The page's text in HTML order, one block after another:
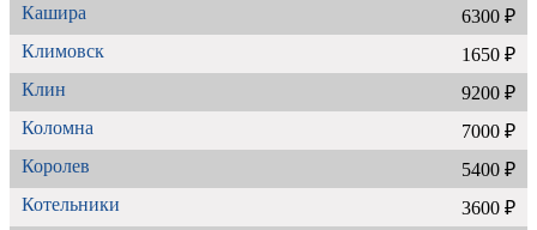
Кашира
6300 ₽
Климовск
1650 ₽
Клин
9200 ₽
Коломна
7000 ₽
Королев
5400 ₽
Котельники
3600 ₽